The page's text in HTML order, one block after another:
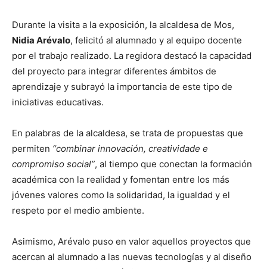
Durante la visita a la exposición, la alcaldesa de Mos,
Nidia Arévalo, felicitó al alumnado y al equipo docente
por el trabajo realizado. La regidora destacó la capacidad
del proyecto para integrar diferentes ámbitos de
aprendizaje y subrayó la importancia de este tipo de
iniciativas educativas.
En palabras de la alcaldesa, se trata de propuestas que
permiten “combinar innovación, creatividade e
compromiso social”, al tiempo que conectan la formación
académica con la realidad y fomentan entre los más
jóvenes valores como la solidaridad, la igualdad y el
respeto por el medio ambiente.
Asimismo, Arévalo puso en valor aquellos proyectos que
acercan al alumnado a las nuevas tecnologías y al diseño